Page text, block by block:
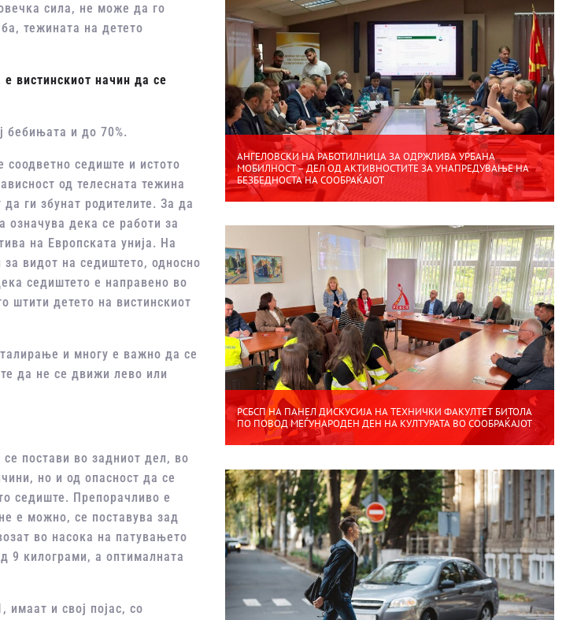
сила, не може да го
тежината на детето
вистинскиот начин да се
бебињата и до 70%.
седиште и истото
од телесната тежина
ги збунат родителите. За да
означува дека се работи за
на Европската унија. На
видот на седиштето, односно
седиштето е направено во
штити детето на вистинскиот
и многу е важно да се
да не се движи лево или
постави во задниот дел, во
но и од опасност да се
седиште. Препорачливо е
е можно, се поставува зад
во насока на патувањето
9 килограми, а оптималната
имаат и свој појас, со
АНГЕЛОВСКИ НА РАБОТИЛНИЦА ЗА ОДРЖЛИВА УРБАНА
МОБИЛНОСТ – ДЕЛ ОД АКТИВНОСТИТЕ ЗА УНАПРЕДУВАЊЕ НА
БЕЗБЕДНОСТА НА СООБРАЌАЈОТ
РСБСП НА ПАНЕЛ ДИСКУСИЈА НА ТЕХНИЧКИ ФАКУЛТЕТ БИТОЛА
ПО ПОВОД МЕЃУНАРОДЕН ДЕН НА КУЛТУРАТА ВО СООБРАЌАЈОТ